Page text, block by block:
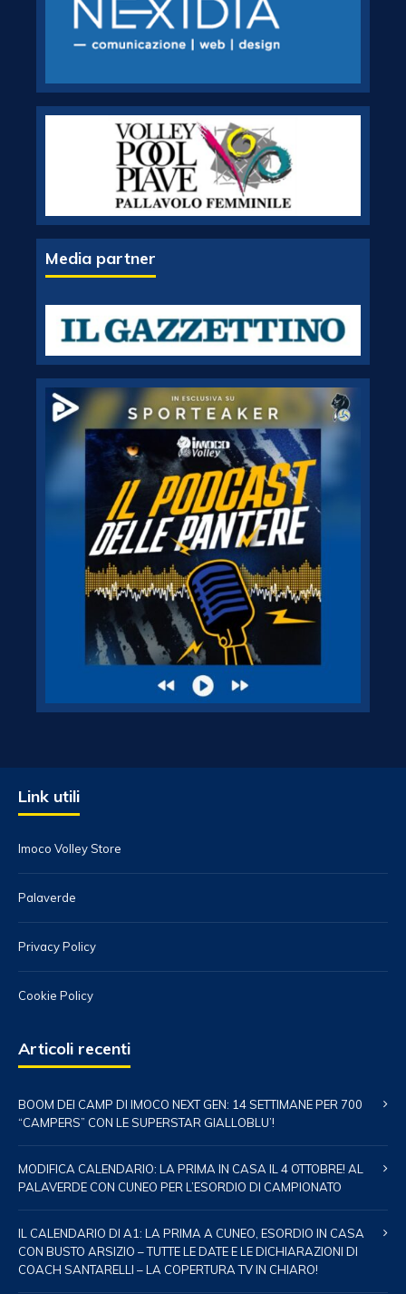
Media partner
Link utili
Imoco Volley Store
Palaverde
Privacy Policy
Cookie Policy
Articoli recenti
BOOM DEI CAMP DI IMOCO NEXT GEN: 14 SETTIMANE PER 700
“CAMPERS” CON LE SUPERSTAR GIALLOBLU’!
MODIFICA CALENDARIO: LA PRIMA IN CASA IL 4 OTTOBRE! AL
PALAVERDE CON CUNEO PER L’ESORDIO DI CAMPIONATO
IL CALENDARIO DI A1: LA PRIMA A CUNEO, ESORDIO IN CASA
CON BUSTO ARSIZIO – TUTTE LE DATE E LE DICHIARAZIONI DI
COACH SANTARELLI – LA COPERTURA TV IN CHIARO!